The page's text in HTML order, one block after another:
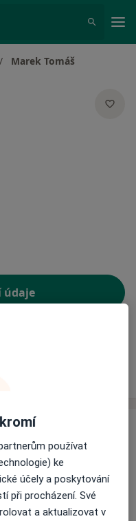
Marek Tomáš
nejsou k dispozici
žádné informace o
používat
ke
účely a poskytování
při procházení. Své
a aktualizovat v